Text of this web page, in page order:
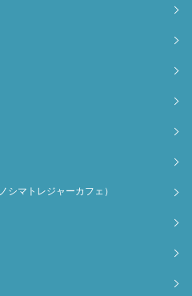
シマトレジャーカフェ）